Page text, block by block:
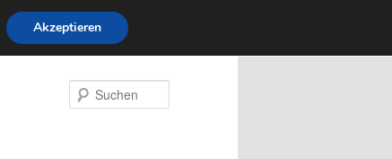
Akzeptieren